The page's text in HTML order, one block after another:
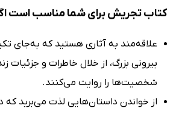
کتاب تجریش برای شما مناسب است
علاقه‌مند به آثاری هستید که به‌جای
بیرونی بزرگ، از خلال خاطرات و جزئیات
شخصیت‌ها را روایت می‌کنند.
از خواندن داستان‌هایی لذت می‌برید که